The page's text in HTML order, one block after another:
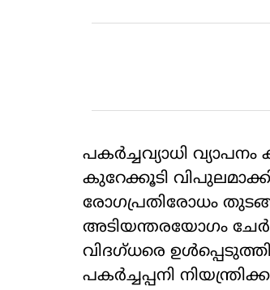
പകര്‍ച്ചവ്യാധി
കുറേക്കൂടി
രോഗപ്രതിരോധം
അടിയന്തരയോഗം
വിദഗ്ധരെ
പകര്‍ച്ചപ്പനി